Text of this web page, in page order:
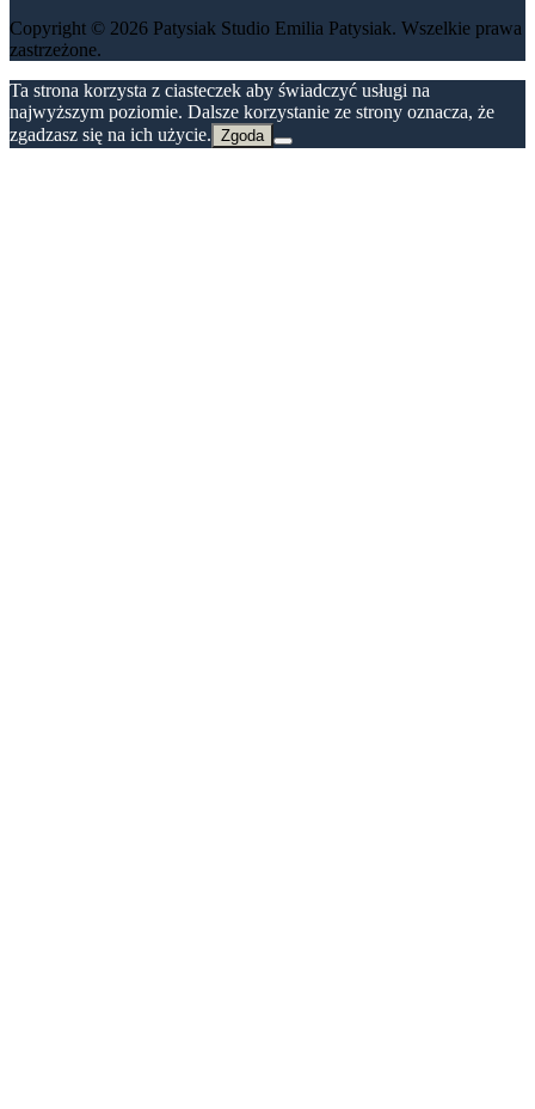
Copyright © 2026 Patysiak Studio Emilia Patysiak. Wszelkie prawa
zastrzeżone.
Ta strona korzysta z ciasteczek aby świadczyć usługi na
najwyższym poziomie. Dalsze korzystanie ze strony oznacza, że
zgadzasz się na ich użycie. Zgoda